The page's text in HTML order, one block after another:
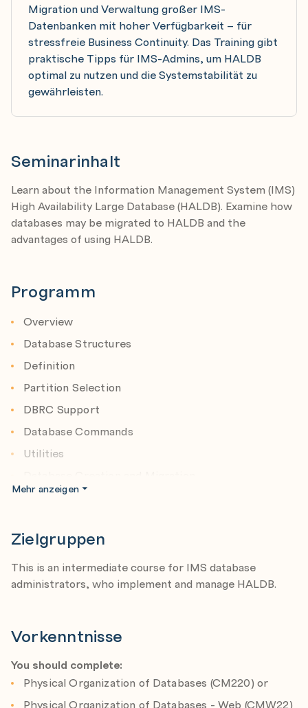
Migration und Verwaltung großer IMS-
Datenbanken mit hoher Verfügbarkeit – für
stressfreie Business Continuity. Das Training gibt
praktische Tipps für IMS-Admins, um HALDB
optimal zu nutzen und die Systemstabilität zu
gewährleisten.
Seminarinhalt
Learn about the Information Management System (IMS)
High Availability Large Database (HALDB). Examine how
databases may be migrated to HALDB and the
advantages of using HALDB.
Programm
Overview
Database Structures
Definition
Partition Selection
DBRC Support
Database Commands
Utilities
Changing Databases
Application and Miscellaneous Considerations
HALDB Online Reorganization
Summary
Mehr anzeigen
Zielgruppen
This is an intermediate course for IMS database
administrators, who implement and manage HALDB.
Vorkenntnisse
You should complete:
Physical Organization of Databases (CM220) or
Physical Organization of Databases - Web (CMW22)